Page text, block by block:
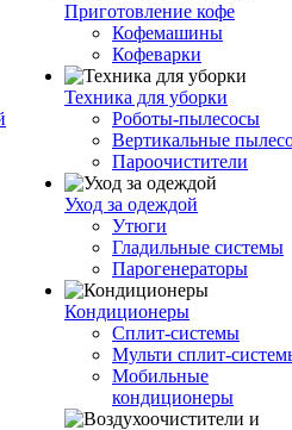
Приготовление кофе
Кофемашины
Кофеварки
Техника для уборки
Роботы-пылесосы
Вертикальные
Пароочистители
Уход за одеждой
Утюги
Гладильные системы
Парогенераторы
Кондиционеры
Сплит-системы
Мульти сплит-
Мобильные
кондиционеры